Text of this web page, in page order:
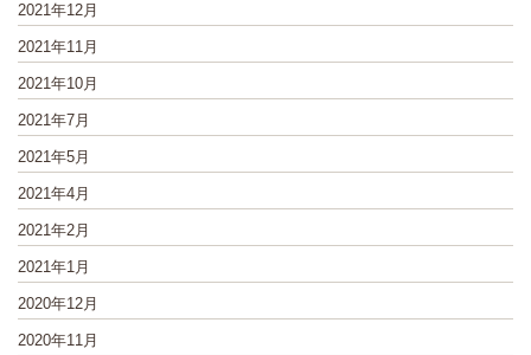
2021年12月
2021年11月
2021年10月
2021年7月
2021年5月
2021年4月
2021年2月
2021年1月
2020年12月
2020年11月